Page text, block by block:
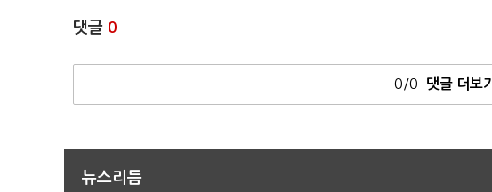
댓글 0
0/0 댓글 더보기
뉴스리듬